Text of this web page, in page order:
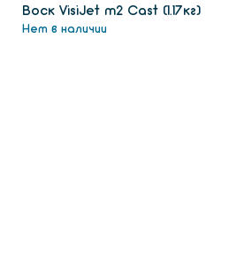
Воск VisiJet m2 Сast (1.17кг)
Нет в наличии